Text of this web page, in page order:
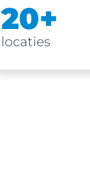
20+
locaties